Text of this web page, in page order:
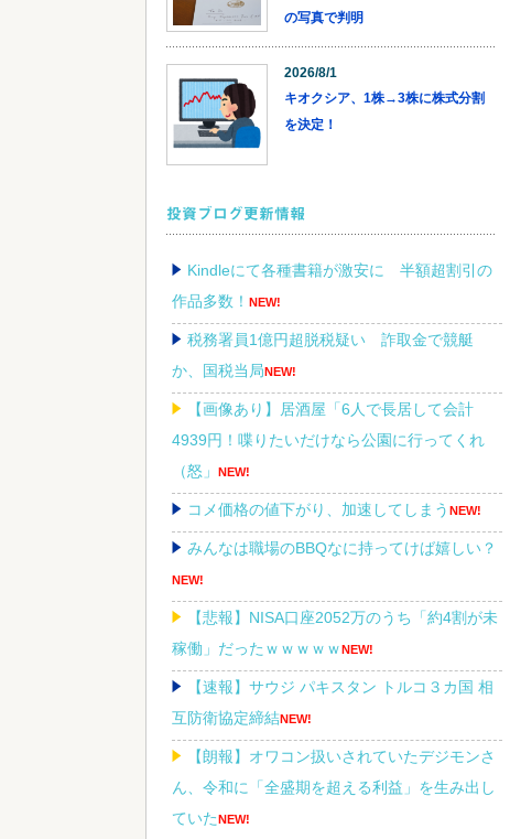
の写真で判明
2026/8/1
キオクシア、1株→3株に株式分割
を決定！
投資ブログ更新情報
Kindleにて各種書籍が激安に 半額超割引の
作品多数！ NEW!
税務署員1億円超脱税疑い 詐取金で競艇
か、国税当局NEW!
【画像あり】居酒屋「6人で長居して会計
4939円！喋りたいだけなら公園に行ってくれ
（怒」
NEW!
コメ価格の値下がり、加速してしまう NEW!
みんなは職場のBBQなに持ってけば嬉しい？
NEW!
【悲報】NISA口座2052万のうち「約4割が未
稼働」だったｗｗｗｗｗNEW!
【速報】サウジ パキスタン トルコ３カ国 相
互防衛協定締結NEW!
【朗報】オワコン扱いされていたデジモンさ
ん、令和に「全盛期を超える利益」を生み出し
ていたNEW!